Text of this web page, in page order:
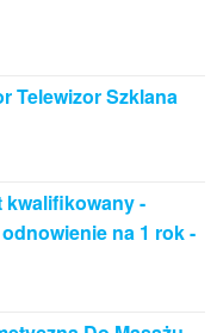
Telewizor Szklana
kwalifikowany -
na 1 rok -